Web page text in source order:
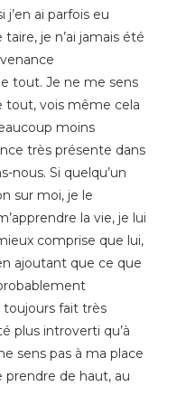
ai parfois eu
je n’ai jamais été
tout. Je ne me sens
tout, vois même cela
moins
très présente dans
nous. Si quelqu’un
sur moi, je le
la vie, je lui
comprise que lui,
ajoutant que ce que
toujours fait très
plus introverti qu’à
sens pas à ma place
de haut, au